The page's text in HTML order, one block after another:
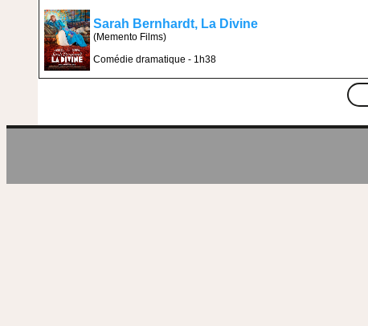
Sarah Bernhardt, La Divine
(Memento Films)
Comédie dramatique - 1h38